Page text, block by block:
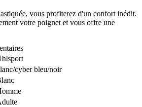
vous profiterez d'un confort inédit.
votre poignet et vous offre une
cyber bleu/noir